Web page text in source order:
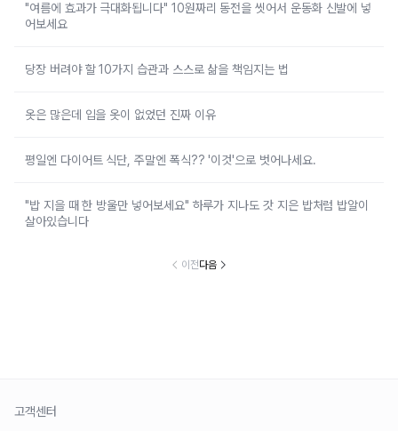
"여름에 효과가 극대화됩니다" 10원짜리 동전을 씻어서 운동화 신발에 넣
어보세요
당장 버려야 할 10가지 습관과 스스로 삶을 책임지는 법
옷은 많은데 입을 옷이 없었던 진짜 이유
평일엔 다이어트 식단, 주말엔 폭식?? '이것'으로 벗어나세요.
"밥 지을 때 한 방울만 넣어보세요" 하루가 지나도 갓 지은 밥처럼 밥알이
살아있습니다
이전다음
고객센터